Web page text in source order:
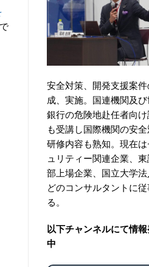
安全対策、開発支援案
成、実施。国連機関及び
銀行の危険地赴任者向け
も受講し国際機関の安
研修内容も熟知。現在は
ュリティー関連企業、
部上場企業、国立大学法
どのコンサルタントに従
る。
以下チャンネルにて情
中